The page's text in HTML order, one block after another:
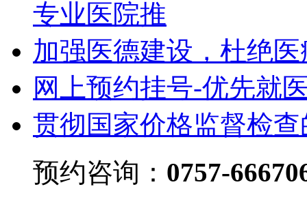
专业医院推
加强医德建设，杜绝
网上预约挂号-优先就
贯彻国家价格监督检
预约咨询： 0757-